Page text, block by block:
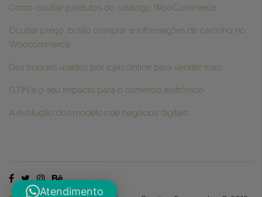
Como ocultar produtos do catálogo WooCommerce
Ocultar preço, botão comprar e informações de carrinho no
Woocommerce
Dez truques usados por lojas online para vender mais
GTIN e o seu impacto para o comércio eletrônico
A evolução dos modelos de negócios digitais
Atendimento